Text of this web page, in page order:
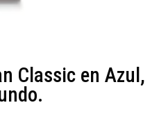
Classic en Azul,